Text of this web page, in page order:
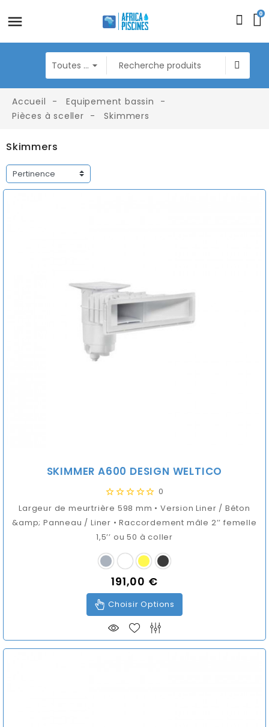
0
Accueil
Equipement bassin
Pièces à sceller
Skimmers
Skimmers
SKIMMER A600 DESIGN WELTICO
0
Largeur de meurtrière 598 mm • Version Liner / Béton
&amp; Panneau / Liner • Raccordement mâle 2’’ femelle
1,5’’ ou 50 à coller
Prix
191,00 €
Choisir Options